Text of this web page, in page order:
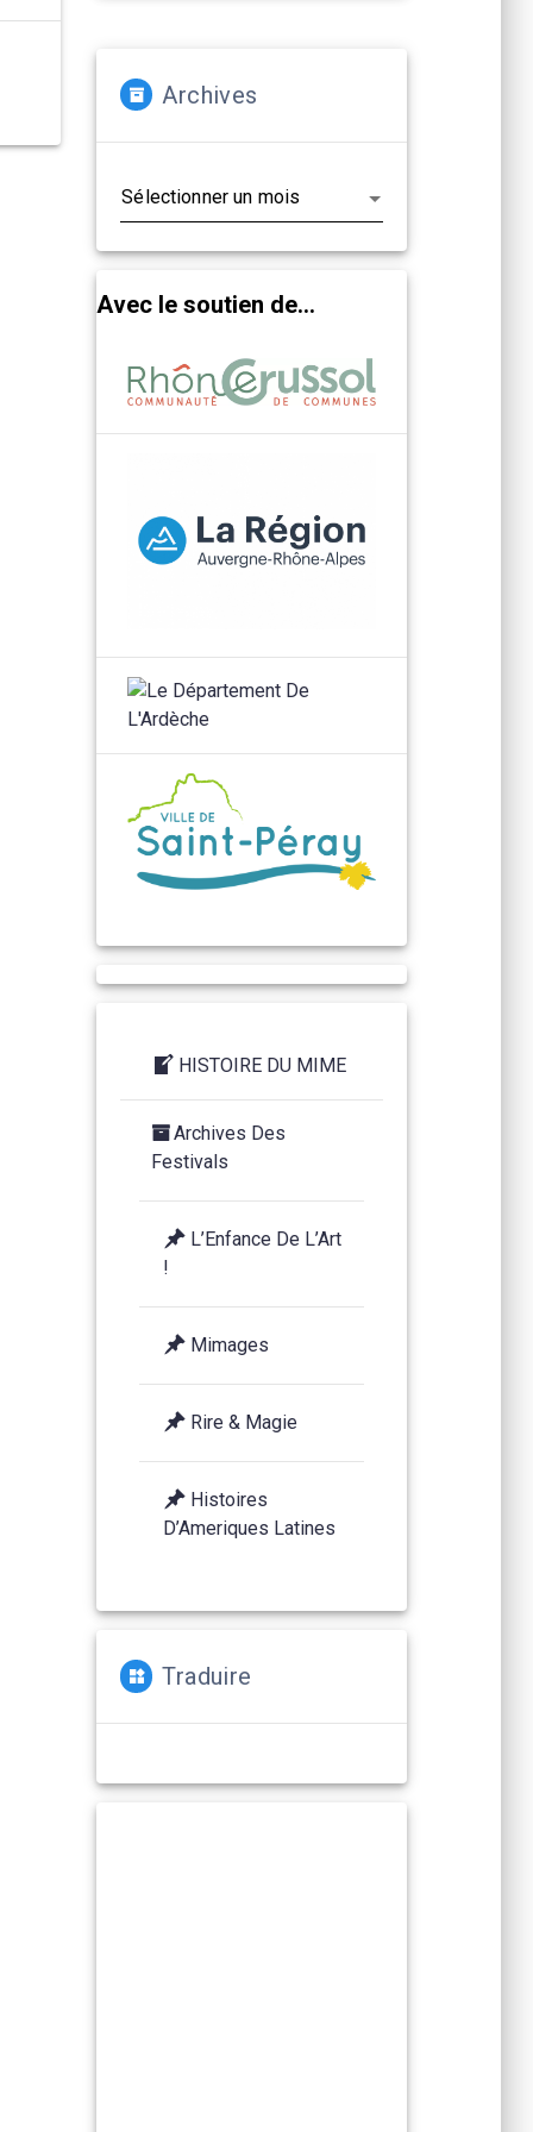
Archives
Avec le soutien de...
HISTOIRE DU MIME
Archives Des
Festivals
L’Enfance De L’Art
!
Mimages
Rire & Magie
Histoires
D’Ameriques Latines
Traduire